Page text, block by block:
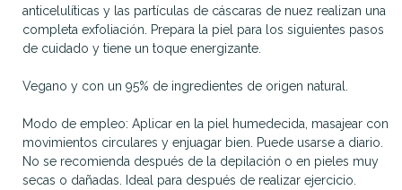
anticelulíticas y las partículas de cáscaras de nuez realizan una
completa exfoliación. Prepara la piel para los siguientes pasos
de cuidado y tiene un toque energizante.
Vegano y con un 95% de ingredientes de origen natural.
Modo de empleo: Aplicar en la piel humedecida, masajear con
movimientos circulares y enjuagar bien. Puede usarse a diario.
No se recomienda después de la depilación o en pieles muy
secas o dañadas. Ideal para después de realizar ejercicio.